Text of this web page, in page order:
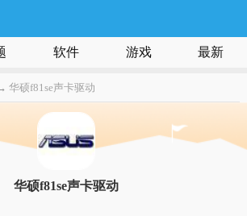
软件 游戏 最新
华硕f81se声卡驱动
华硕f81se声卡驱动